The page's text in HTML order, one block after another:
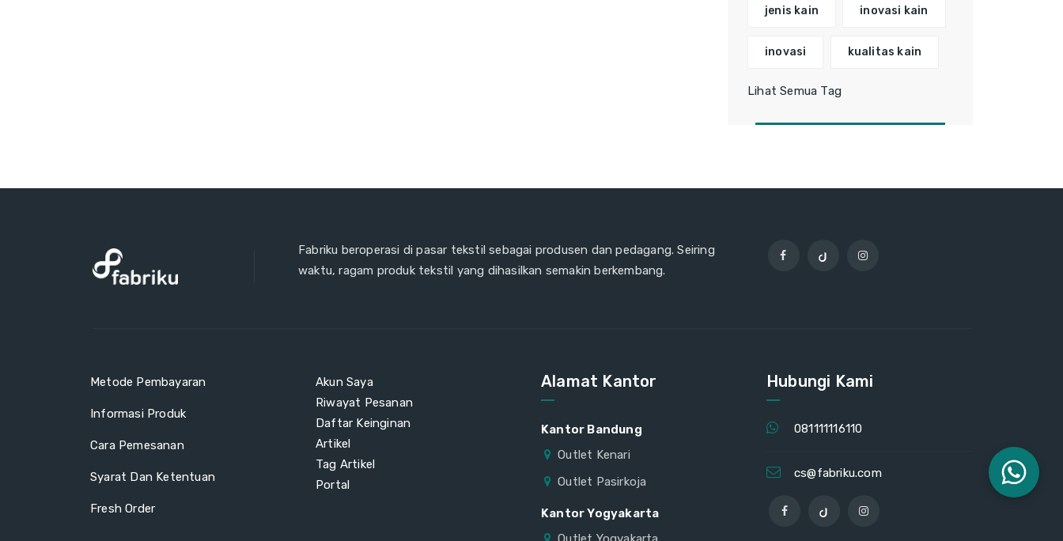
jenis kain inovasi kain
inovasi kualitas kain
Lihat Semua Tag
Fabriku beroperasi di pasar tekstil sebagai produsen dan pedagang. Seiring
waktu, ragam produk tekstil yang dihasilkan semakin berkembang.
Metode Pembayaran
Informasi Produk
Cara Pemesanan
Syarat Dan Ketentuan
Fresh Order
Akun Saya
Riwayat Pesanan
Daftar Keinginan
Artikel
Tag Artikel
Portal
Alamat Kantor
Kantor Bandung
Outlet Kenari
Outlet Pasirkoja
Kantor Yogyakarta
Hubungi Kami
081111116110
cs@fabriku.com